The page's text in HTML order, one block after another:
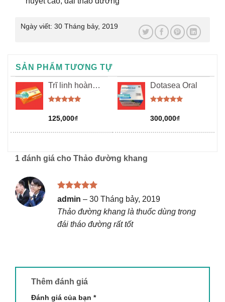
Ngày viết: 30 Tháng bảy, 2019
SẢN PHẨM TƯƠNG TỰ
Trĩ linh hoàn
P/h
hạng5.00
5 sao
125,000₫
Dotasea Oral
hạng5.00
5 sao
300,000₫
1 đánh giá cho Thảo đường khang
Được xếp
sao
admin – 30 Tháng bảy, 2019
Thảo đường khang là thuốc dùng trong
đái tháo đường rất tốt
Thêm đánh giá
Đánh giá của bạn *